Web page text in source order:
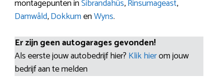
montagepunten inSibrandahûs,Rinsumageast,
Damwâld,DokkumenWyns.
Er zijn geen autogarages gevonden!
Als eerste jouw autobedrijf hier? Klik hierom jouw
bedrijf aan te melden